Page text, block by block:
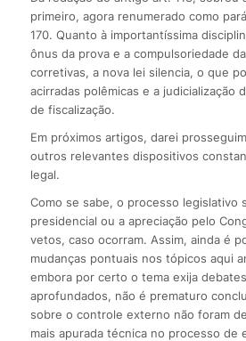
primeiro, agora renumerado como
170. Quanto à importantíssima
ônus da prova e a compulsoriedade
corretivas, a nova lei silencia, o que
acirradas polêmicas e a judicialização
de fiscalização.
Em próximos artigos, darei
outros relevantes dispositivos
legal.
Como se sabe, o processo legislativo
presidencial ou a apreciação pelo
vetos, caso ocorram. Assim, ainda é
mudanças pontuais nos tópicos aqui
embora por certo o tema exija
aprofundados, não é prematuro
sobre o controle externo não foram
mais apurada técnica no processo de